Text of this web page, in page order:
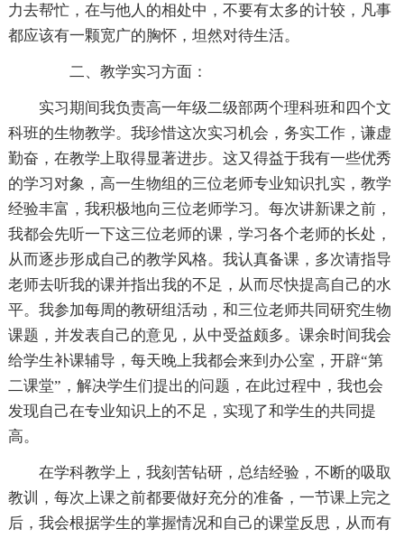
力去帮忙，在与他人的相处中，不要有太多的计较，凡事
都应该有一颗宽广的胸怀，坦然对待生活。
二、教学实习方面：
实习期间我负责高一年级二级部两个理科班和四个文
科班的生物教学。我珍惜这次实习机会，务实工作，谦虚
勤奋，在教学上取得显著进步。这又得益于我有一些优秀
的学习对象，高一生物组的三位老师专业知识扎实，教学
经验丰富，我积极地向三位老师学习。每次讲新课之前，
我都会先听一下这三位老师的课，学习各个老师的长处，
从而逐步形成自己的教学风格。我认真备课，多次请指导
老师去听我的课并指出我的不足，从而尽快提高自己的水
平。我参加每周的教研组活动，和三位老师共同研究生物
课题，并发表自己的意见，从中受益颇多。课余时间我会
给学生补课辅导，每天晚上我都会来到办公室，开辟“第
二课堂”，解决学生们提出的问题，在此过程中，我也会
发现自己在专业知识上的不足，实现了和学生的共同提
高。
在学科教学上，我刻苦钻研，总结经验，不断的吸取
教训，每次上课之前都要做好充分的准备，一节课上完之
后，我会根据学生的掌握情况和自己的课堂反思，从而有